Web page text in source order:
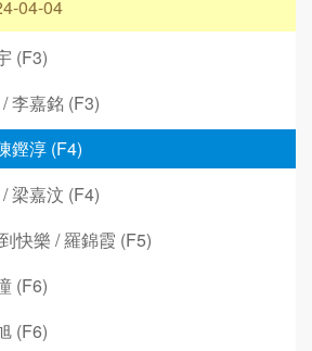
04-04
(F3)
李嘉銘 (F3)
鏗淳 (F4)
梁嘉汶 (F4)
快樂 / 羅錦霞 (F5)
(F6)
(F6)